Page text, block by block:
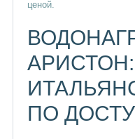
Водонагреватели
Водонагреватели
Водонагреватели
Водонагреватели
Водонагреватель из
ценой.
ПО